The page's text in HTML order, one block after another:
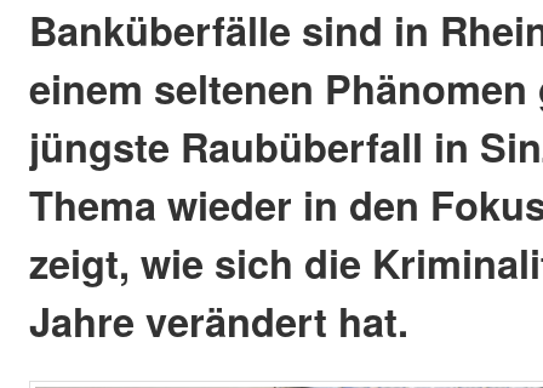
Banküberfälle sind in
einem seltenen
jüngste Raubüberfall in
Thema wieder in den
zeigt, wie sich die
Jahre verändert hat.